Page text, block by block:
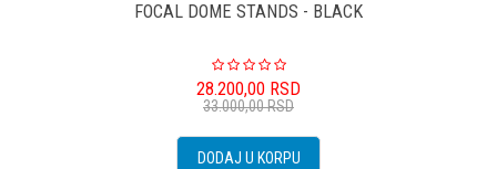
FOCAL DOME STANDS - BLACK
28.200,00 RSD
33.000,00RSD
DODAJ U KORPU